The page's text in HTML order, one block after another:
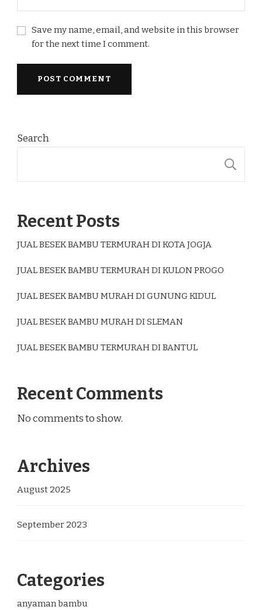
Save my name, email, and website in this browser
for the next time I comment.
Search
Recent Posts
JUAL BESEK BAMBU TERMURAH DI KOTA JOGJA
JUAL BESEK BAMBU TERMURAH DI KULON PROGO
JUAL BESEK BAMBU MURAH DI GUNUNG KIDUL
JUAL BESEK BAMBU MURAH DI SLEMAN
JUAL BESEK BAMBU TERMURAH DI BANTUL
Recent Comments
No comments to show.
Archives
August 2025
September 2023
Categories
anyaman bambu